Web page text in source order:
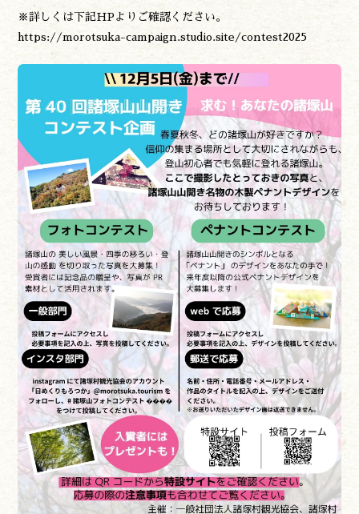
※詳しくは下記HPよりご確認ください。
https://morotsuka-campaign.studio.site/contest2025
遊ぶ
作る
泊まる
買う
観る
やま学校